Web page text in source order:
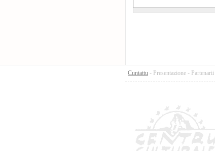
Cuntattu - Presentazione - Partenarii